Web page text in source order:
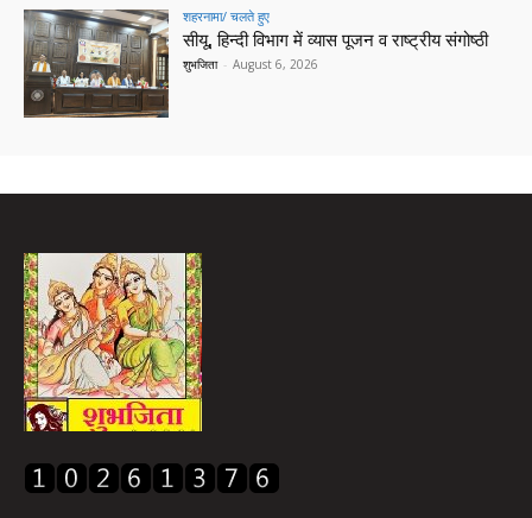
शहरनामा/ चलते हुए
सीयू, हिन्दी विभाग में व्यास पूजन व राष्ट्रीय संगोष्ठी
शुभजिता - August 6, 2026